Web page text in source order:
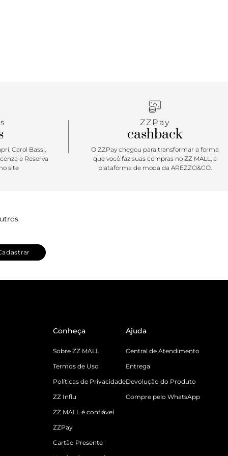
Carol Bassi,
e Reserva
site
ZZPay
cashback
O ZZPay chegou para transformar a forma
que você faz suas compras no ZZ MALL, a
plataforma de moda da AREZZO&CO.
Conheça
Sobre ZZ MALL
Termos de Uso
Políticas de Privacidade
ZZ Influ
ZZ MALL é confiável
ZZPay
Cartão Presente
Ajuda
Central de Atendimento
Entrega
Devolução do Produto
Compre pelo WhatsApp